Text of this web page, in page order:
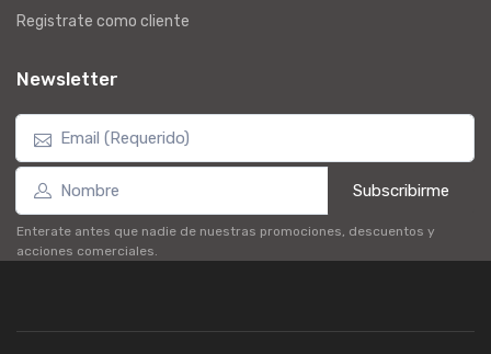
Registrate como cliente
Newsletter
Subscribirme
Enterate antes que nadie de nuestras promociones, descuentos y
acciones comerciales.